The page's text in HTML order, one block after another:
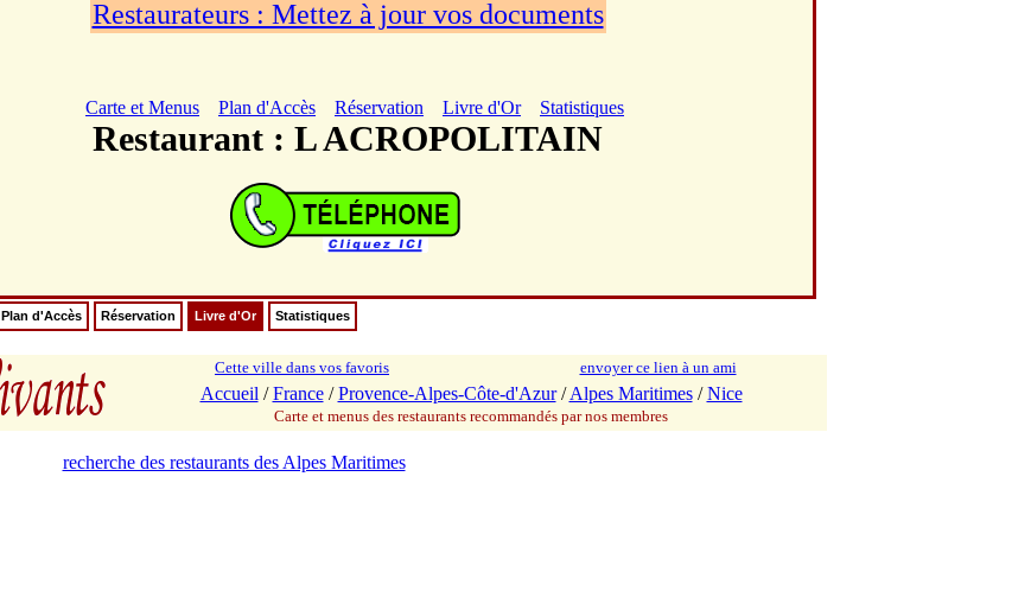
Restaurateurs : Mettez à jour vos documents
Carte et Menus Plan d'Accès Réservation Livre d'Or Statistiques
Restaurant : L ACROPOLITAIN
Plan d'Accès Réservation Livre d'Or Statistiques
Cette ville dans vos favoris envoyer ce lien à un ami
Accueil /France/Provence-Alpes-Côte-d'Azur/Alpes Maritimes/Nice
Carte et menus des restaurants recommandés par nos membres
recherche des restaurants des Alpes Maritimes